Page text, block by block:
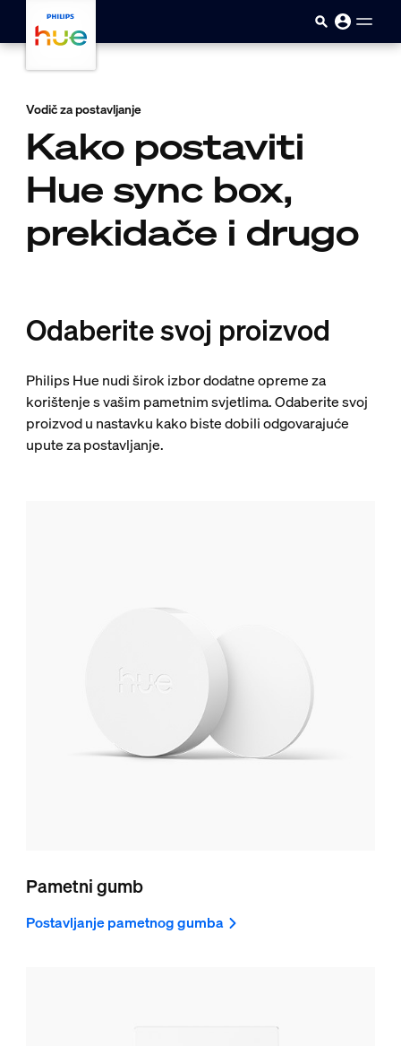
Vodič za postavljanje
Kako postaviti
Hue sync box,
prekidače i drugo
Odaberite svoj proizvod
Philips Hue nudi širok izbor dodatne opreme za
korištenje s vašim pametnim svjetlima. Odaberite svoj
proizvod u nastavku kako biste dobili odgovarajuće
upute za postavljanje.
Pametni gumb
Postavljanje pametnog gumba